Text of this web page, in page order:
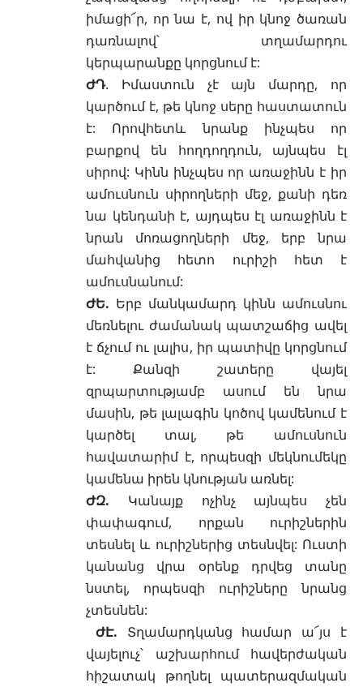
իմացի՜ր, որ նա է, ով իր կնոջ ծառան
դառնալով՝ տղամարդու
կերպարանքը կորցնում է:
ԺԴ. Իմաստուն չէ այն մարդը, որ
կարծում է, թե կնոջ սերը հաստատուն
է: Որովհետև նրանք ինչպես որ
բարքով են հողդողդուն, այնպես էլ
սիրով: Կինն ինչպես որ առաջինն է իր
ամուսնուն սիրողների մեջ, քանի դեռ
նա կենդանի է, այդպես էլ առաջինն է
նրան մոռացողների մեջ, երբ նրա
մահվանից հետո ուրիշի հետ է
ամուսնանում:
ԺԵ. Երբ մանկամարդ կինն ամուսնու
մեռնելու ժամանակ պատշաճից ավել
է ճչում ու լալիս, իր պատիվը կորցնում
է: Քանզի շատերը վայել
զրպարտությամբ ասում են նրա
մասին, թե լալագին կոծով կամենում է
կարծել տալ, թե ամուսնուն
հավատարիմ է, որպեսզի մեկնումեկը
կամենա իրեն կնության առնել:
ԺԶ. Կանայք ոչինչ այնպես չեն
փափագում, որքան ուրիշներին
տեսնել և ուրիշներից տեսնվել: Ուստի
կանանց վրա օրենք դրվեց տանը
նստել, որպեսզի ուրիշները նրանց
չտեսնեն:
ԺԷ. Տղամարդկանց համար ա՜յս է
վայելուչ՝ աշխարհում հավերժական
հիշատակ թողնել պատերազմական